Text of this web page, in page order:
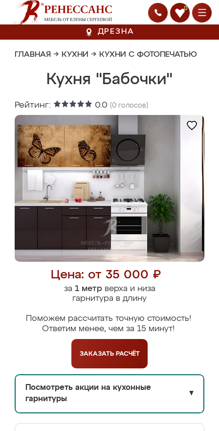
0
ДРЕЗНА
ГЛАВНАЯ → КУХНИ → КУХНИ С ФОТОПЕЧАТЬЮ
Кухня "Бабочки"
Рейтинг: 0.0 (0 голосов)
Цена: от 35 000 ₽
за 1 метрверха и низа
гарнитура в длину
Поможем рассчитать точную стоимость!
Ответим менее, чем за 15 минут!
ЗАКАЗАТЬ РАСЧЁТ
Посмотреть акции на кухонные
гарнитуры
▼